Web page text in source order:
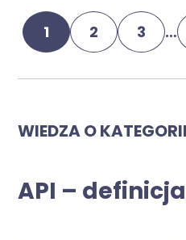
1 2 3 …
WIEDZA O KATEGORII
API – definicja